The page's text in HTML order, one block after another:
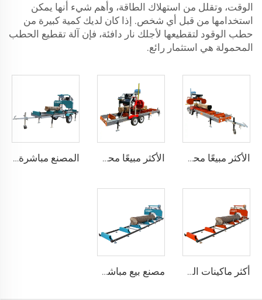
الوقت، وتقلل من استهلاك الطاقة، وأهم شيء أنها يمكن
استخدامها من قبل أي شخص. إذا كان لديك كمية كبيرة من
حطب الوقود لتقطيعها لأجلك نار دافئة، فإن آلة تقطيع الحطب
المحمولة هي استثمار رائع.
الأكثر مبيعًا محرك الديزل 26 بوصة مناشير متعددة الألواح للخشب المحمولة منشار حقل آلات المنشار الأكثر مبيعًا محرك البنزين 26 بوصة مناشير متعددة الألواح للخشب آلة غابات محمولة لتجزئة منشار شريط آلات المنشار المصنع مباشرة آلات قطع الخشب غاز/ ديزل/ كهرباء محمولة عجلات مقطورة منشار حقل أفقية آلة منشار شريط
أكثر ماكينات المناشير الخشبية مبيعًا تعمل بالغاز / الديزل / الكهرباء، منشار محمول على عجلات ومنشار باند أفقي مصنع بيع مباشر لشركة كيسن بقطر 36 بوصة، منشار أفقية محمولة تعمل تلقائيًا مع مقطورة